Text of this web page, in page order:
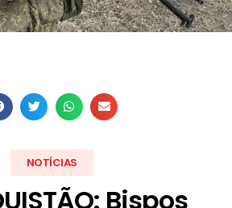
NOTÍCIAS
Bispos